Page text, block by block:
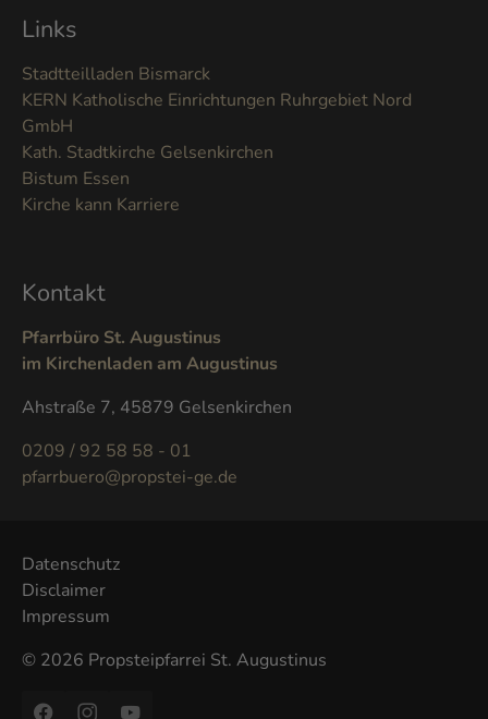
Links
Stadtteilladen Bismarck
KERN Katholische Einrichtungen Ruhrgebiet Nord
GmbH
Kath. Stadtkirche Gelsenkirchen
Bistum Essen
Kirche kann Karriere
Kontakt
Pfarrbüro St. Augustinus
im Kirchenladen am Augustinus
Ahstraße 7, 45879 Gelsenkirchen
0209 / 92 58 58 - 01
pfarrbuero@propstei-ge.de
Datenschutz
Disclaimer
Impressum
© 2026 Propsteipfarrei St. Augustinus